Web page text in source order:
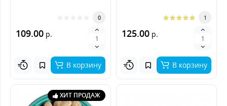
0
109.00 р.
В корзину
1
125.00 р.
В корзину
ХИТ ПРОДАЖ